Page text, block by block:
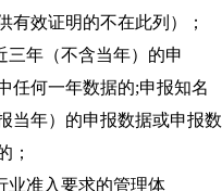
有效证明的不在此列）；
三年（不含当年）的申
任何一年数据的;申报知名
当年）的申报数据或申报数
；
业准入要求的管理体